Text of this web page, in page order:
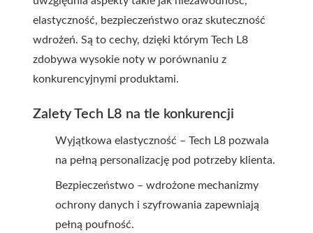
elastyczność, bezpieczeństwo oraz skuteczność
wdrożeń. Są to cechy, dzięki którym Tech L8
zdobywa wysokie noty w porównaniu z
konkurencyjnymi produktami.
Zalety Tech L8 na tle konkurencji
Wyjątkowa elastyczność – Tech L8 pozwala
na pełną personalizację pod potrzeby klienta.
Bezpieczeństwo – wdrożone mechanizmy
ochrony danych i szyfrowania zapewniają
pełną poufność.